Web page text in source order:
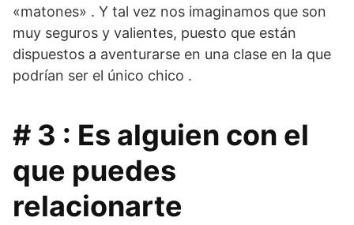
«matones» . Y tal vez nos imaginamos que son
muy seguros y valientes, puesto que están
dispuestos a aventurarse en una clase en la que
podrían ser el único chico .
# 3 : Es alguien con el
que puedes
relacionarte